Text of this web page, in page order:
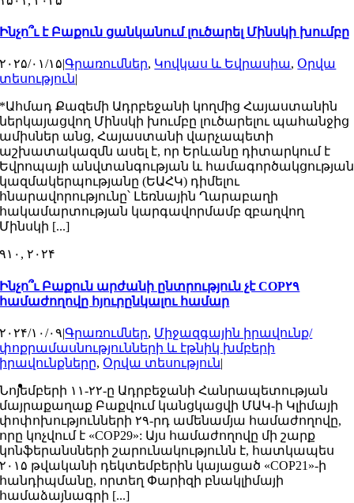
Ինչո՞ւ է Բաքուն ցանկանում լուծարել Մինսկի խումբը
۲۰۲۵/۰۱/۱۵|Գրառումներ, Կովկաս և Եվրասիա, Օրվա
տեսություն|
*Ահմադ Քազեմի Ադրբեջանի կողմից Հայաստանին
ներկայացվող Մինսկի խումբը լուծարելու պահանջից
ամիսներ անց, Հայաստանի վարչապետի
աշխատակազմն ասել է, որ Երևանը դիտարկում է
Եվրոպայի անվտանգության և համագործակցության
կազմակերպությանը (ԵԱՀԿ) դիմելու
հնարավորությունը՝ Լեռնային Ղարաբաղի
հակամարտության կարգավորմամբ զբաղվող
Մինսկի [...]
۹۱۰, ۲۰۲۴
Ինչո՞ւ Բաքուն արժանի ընտրություն չէ COP۲۹
համաժողովը հյուրընկալու համար
۲۰۲۴/۱۰/۰۹|Գրառումներ, Միջազգային իրավունք/
փոքրամասնությունների և էթնիկ խմբերի
իրավունքները, Օրվա տեսություն|
Նոյեմբերի ۱۱-۲۲-ը Ադրբեջանի Հանրապետության
մայրաքաղաք Բաքվում կանցկացվի ՄԱԿ-ի Կլիմայի
փոփոխությունների ۲۹-րդ ամենամյա համաժողովը,
որը կոչվում է «COP29»: Այս համաժողովը մի շարք
կոնֆերանսների շարունակությունն է, հատկապես
۲۰۱۵ թվականի դեկտեմբերին կայացած «COP21»-ի
հանդիպմանը, որտեղ Փարիզի բնակլիմայի
համաձայնագրի [...]